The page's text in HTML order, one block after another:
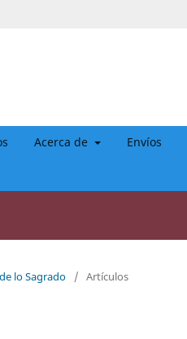
Acerca de Envíos
lo Sagrado / Artículos